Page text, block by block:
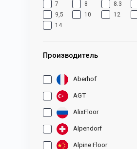
7 8 8.3
9,5
10 12
14
Производитель
Aberhof
AGT
AlixFloor
Alpendorf
Alpine Floor